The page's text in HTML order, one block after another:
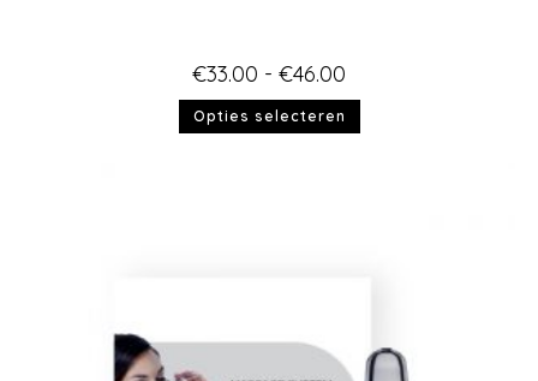
€33.00 - €46.00
Opties selecteren